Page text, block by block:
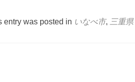
entry was posted in いなべ市, 三重県